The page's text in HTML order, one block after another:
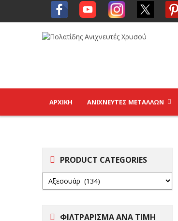
ΑΡΧΙΚΉ ΑΝΙΧΝΕΥΤΈΣ ΜΕΤΆΛΛΩΝ
PRODUCT CATEGORIES
ΦΙΛΤΡΑΡΙΣΜΑ ΑΝΑ ΤΙΜΗ